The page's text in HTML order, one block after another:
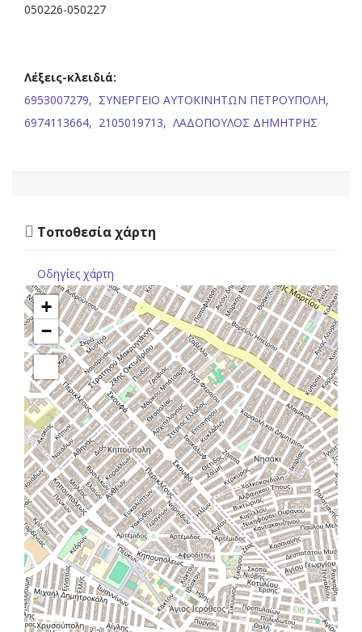
050226-050227
Λέξεις-κλειδιά:
6953007279, ΣΥΝΕΡΓΕΙΟ ΑΥΤΟΚΙΝΗΤΩΝ ΠΕΤΡΟΥΠΟΛΗ,
6974113664, 2105019713, ΛΑΔΟΠΟΥΛΟΣ ΔΗΜΗΤΡΗΣ
Τοποθεσία χάρτη
Οδηγίες χάρτη
+
−